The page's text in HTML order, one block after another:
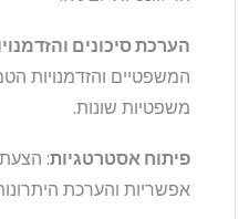
הערכת סיכונים
המשפטיים והזדמנויות
משפטיות שונות.
פיתוח אסטרטגיות:
אפשריות והערכת